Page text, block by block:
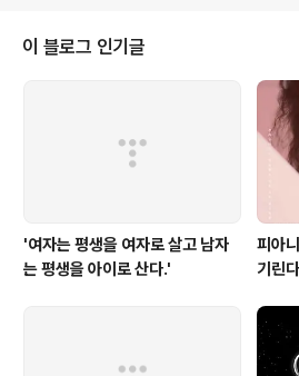
94498 벅스 : http://music.bugs.co.kr/
737 카카오뮤직 : http://kko.to/s1cik306A 소리
http://www.soribada.com/music/album/
이 블로그 인기글
'여자는 평생을 여자로 살고 남자
는 평생을 아이로 산다.'
피아
기린